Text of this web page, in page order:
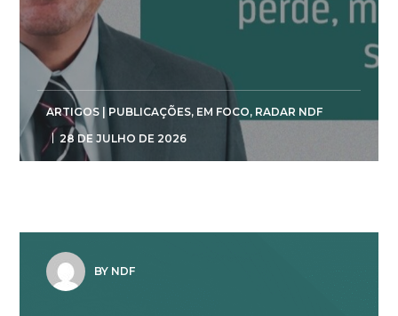
ARTIGOS | PUBLICAÇÕES, EM FOCO, RADAR NDF
28 DE JULHO DE 2026
BY NDF